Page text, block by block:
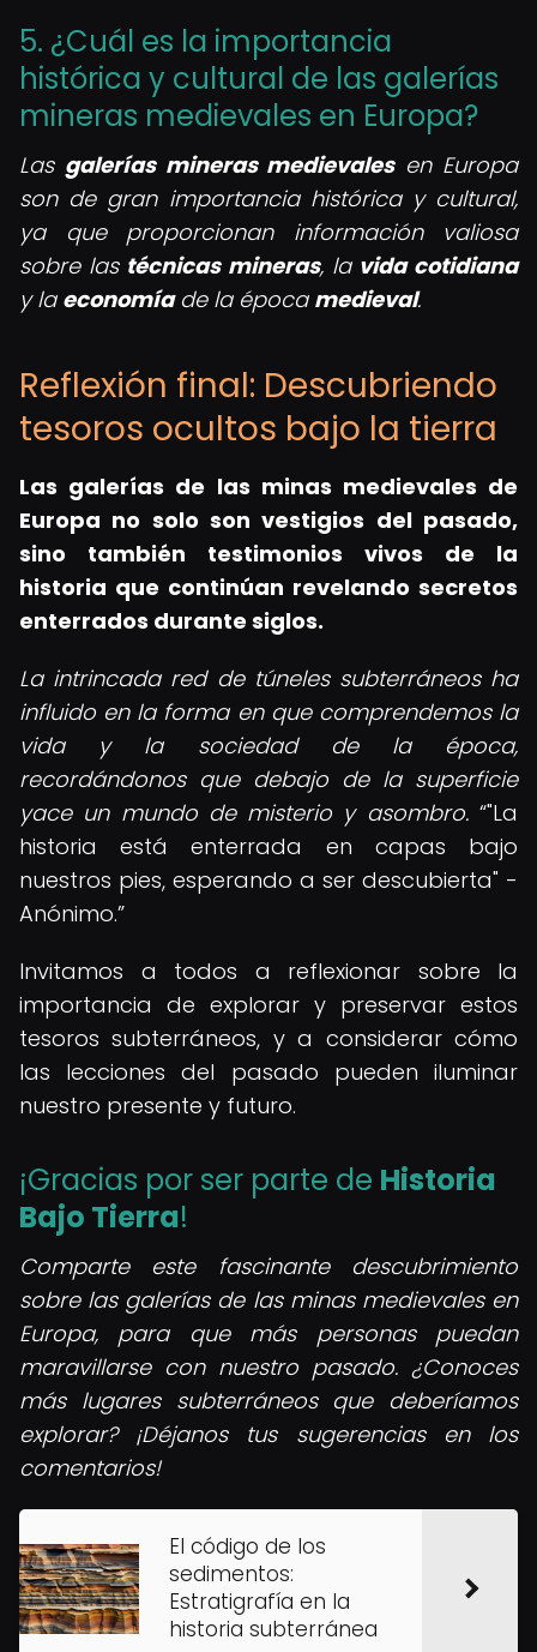
5. ¿Cuál es la importancia
histórica y cultural de las galerías
mineras medievales en Europa?
Las galerías mineras medievalesen Europa
son de gran importancia histórica y cultural,
ya que proporcionan información valiosa
sobre las técnicas mineras, la vida cotidiana
y la economíade la época medieval.
Reflexión final: Descubriendo
tesoros ocultos bajo la tierra
Las galerías de las minas medievales de
Europa no solo son vestigios del pasado,
sino también testimonios vivos de la
historia que continúan revelando secretos
enterrados durante siglos.
La intrincada red de túneles subterráneos ha
influido en la forma en que comprendemos la
vida y la sociedad de la época,
recordándonos que debajo de la superficie
yace un mundo de misterio y asombro. "La
historia está enterrada en capas bajo
nuestros pies, esperando a ser descubierta" -
Anónimo.
Invitamos a todos a reflexionar sobre la
importancia de explorar y preservar estos
tesoros subterráneos, y a considerar cómo
las lecciones del pasado pueden iluminar
nuestro presente y futuro.
¡Gracias por ser parte de Historia
Bajo Tierra!
Comparte este fascinante descubrimiento
sobre las galerías de las minas medievales en
Europa, para que más personas puedan
maravillarse con nuestro pasado. ¿Conoces
más lugares subterráneos que deberíamos
explorar? ¡Déjanos tus sugerencias en los
comentarios!
El código de los
sedimentos:
Estratigrafía en la
historia subterránea